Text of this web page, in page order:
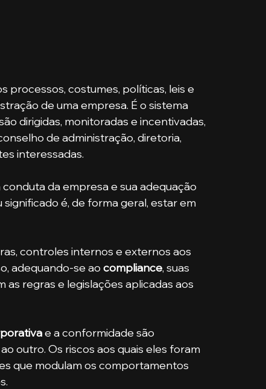
processos, costumes, políticas, leis e
de uma empresa. É o sistema
dirigidas, monitoradas e incentivadas,
de administração, diretoria,
interessadas.
da empresa e sua adequação
é, de forma geral, estar em
adequando-se ao compliance, suas
regras e legislações aplicadas aos
e a conformidade são
outro. Os riscos aos quais eles foram
que modulam os comportamentos